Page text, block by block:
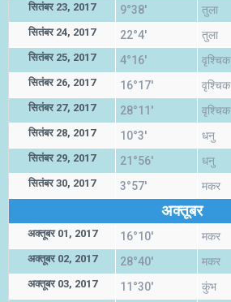
सितंबर 23, 2017 9°38' तुला
सितंबर 24, 2017 22°4' तुला
सितंबर 25, 2017 4°16' वृश्चिक
सितंबर 26, 2017 16°17' वृश्चिक
सितंबर 27, 2017 28°11' वृश्चिक
सितंबर 28, 2017 10°3' धनु
सितंबर 29, 2017 21°56' धनु
सितंबर 30, 2017 3°57' मकर
अक्तूबर
अक्तूबर 01, 2017 16°10' मकर
अक्तूबर 02, 2017 28°40' मकर
अक्तूबर 03, 2017 11°30' कुंभ